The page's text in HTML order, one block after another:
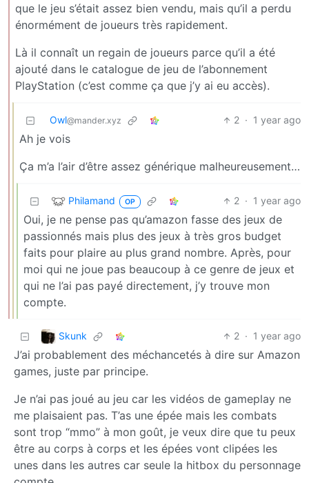
que le jeu s’était assez bien vendu, mais qu’il a perdu
énormément de joueurs très rapidement.
Là il connaît un regain de joueurs parce qu’il a été
ajouté dans le catalogue de jeu de l’abonnement
PlayStation (c’est comme ça que j’y ai eu accès).
Owl@mander.xyz 2 · 1 year ago
Ah je vois
Ça m’a l’air d’être assez générique malheureusement…
Philamand OP 2 · 1 year ago
Oui, je ne pense pas qu’amazon fasse des jeux de
passionnés mais plus des jeux à très gros budget
faits pour plaire au plus grand nombre. Après, pour
moi qui ne joue pas beaucoup à ce genre de jeux et
qui ne l’ai pas payé directement, j’y trouve mon
compte.
Skunk 2 · 1 year ago
J’ai probablement des méchancetés à dire sur Amazon
games, juste par principe.
Je n’ai pas joué au jeu car les vidéos de gameplay ne
me plaisaient pas. T’as une épée mais les combats
sont trop “mmo” à mon goût, je veux dire que tu peux
être au corps à corps et les épées vont clipées les
unes dans les autres car seule la hitbox du personnage